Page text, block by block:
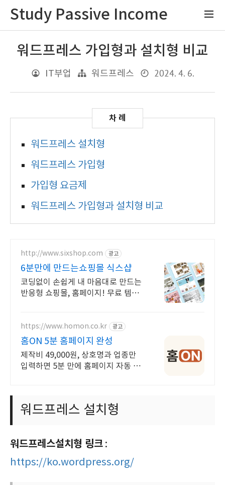
Study Passive Income
워드프레스 가입형과 설치형 비교
IT부업 워드프레스 2024. 4. 6.
워드프레스 설치형
​워드프레스 가입형
가입형 요금제
워드프레스 가입형과 설치형 비교
http://www.sixshop.com 광고
6분만에 만드는쇼핑몰 식스샵
코딩없이 손쉽게 내 마음대로 만드는
반응형 쇼핑몰, 홈페이지! 무료 템플
https://www.homon.co.kr 광고
홈ON 5분 홈페이지 완성
제작비 49,000원, 상호명과 업종만
입력하면 5분 만에 홈페이지 자동 완
워드프레스 설치형
워드프레스설치형 링크 :
https://ko.wordpress.org/